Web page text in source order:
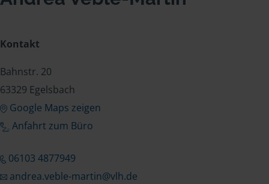
Kontakt
Bahnstr. 20
63329 Egelsbach
Google Maps zeigen
Anfahrt zum Büro
06103 4877949
andrea.veble-martin@vlh.de